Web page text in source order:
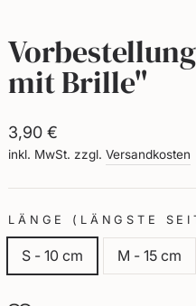
mit Brille"
Normaler
Preis
3,90 €
inkl. MwSt. zzgl. Versandkosten
LÄNGE (LÄNGSTE
S - 10 cm M - 15 cm